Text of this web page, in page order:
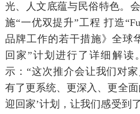
光、人文底蕴与民俗特色。
施“一优双提升”工程 打造
品牌工作的若干措施》全球
回家”计划进行了详细解读
示：“这次推介会让我们对
有了更系统、更深入、更全
迎回家’计划，让我们感受到